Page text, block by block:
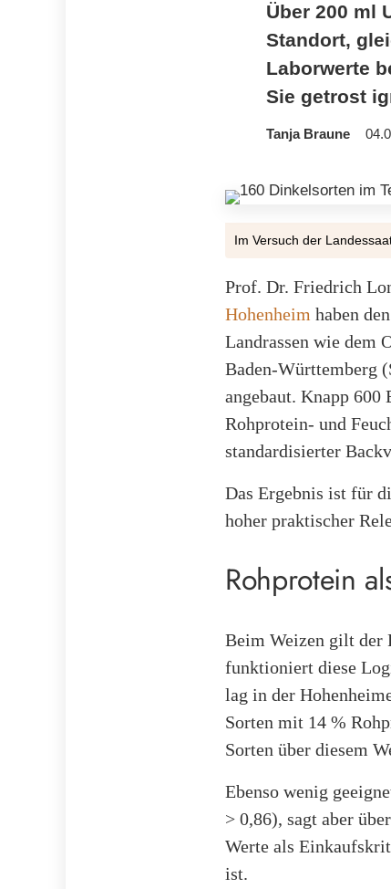
Über 200 ml
Standort,
Laborwerte
Sie getrost
Tanja Braune
Im Versuch der
Prof. Dr. Friedrich
Hohenheim haben
Landrassen wie dem
Baden-Württemberg
angebaut. Knapp 600
Rohprotein- und
standardisierter
Das Ergebnis ist für
hoher praktischer
Rohprotein
Beim Weizen gilt der
funktioniert diese
lag in der
Sorten mit 14 %
Sorten über diesem
Ebenso wenig
> 0,86), sagt aber
Werte als
ist.